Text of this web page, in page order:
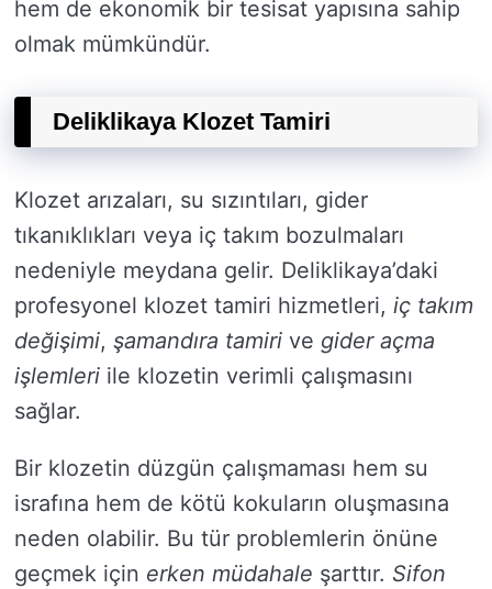
hem de ekonomik bir tesisat yapısına sahip
olmak mümkündür.
Deliklikaya Klozet Tamiri
Klozet arızaları, su sızıntıları, gider
tıkanıklıkları veya iç takım bozulmaları
nedeniyle meydana gelir. Deliklikaya’daki
profesyonel klozet tamiri hizmetleri, iç takım
değişimi, şamandıra tamiri ve gider açma
işlemleri ile klozetin verimli çalışmasını
sağlar.
Bir klozetin düzgün çalışmaması hem su
israfına hem de kötü kokuların oluşmasına
neden olabilir. Bu tür problemlerin önüne
geçmek için erken müdahale şarttır. Sifon